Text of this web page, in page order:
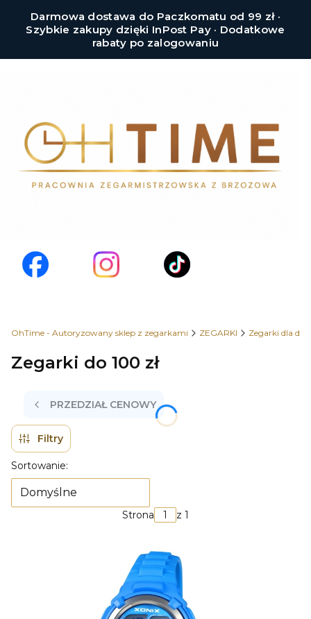
Darmowa dostawa do Paczkomatu od 99 zł ·
Szybkie zakupy dzięki InPost Pay · Dodatkowe
rabaty po zalogowaniu
OhTime - Autoryzowany sklep z zegarkami ZEGARKI Zegarki dla
Zegarki do 100 zł
PRZEDZIAŁ CENOWY
Filtry
Lista produktów
Sortowanie:
Domyślne
Strona z 1